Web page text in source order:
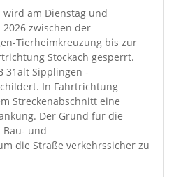
wird am Dienstag und
zwischen der
Tierheimkreuzung bis zur
Stockach gesperrt.
31alt Sipplingen -
In Fahrtrichtung
Streckenabschnitt eine
Der Grund für die
und
die Straße verkehrssicher zu